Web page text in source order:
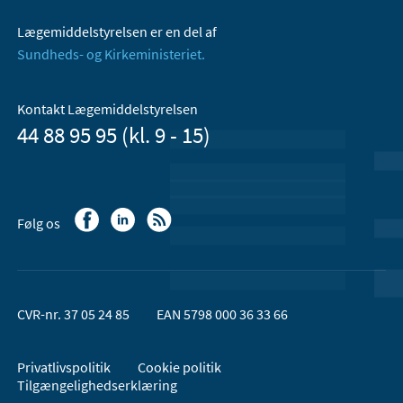
Lægemiddelstyrelsen er en del af
Sundheds- og Kirkeministeriet.
Kontakt Lægemiddelstyrelsen
44 88 95 95 (kl. 9 - 15)
Følg os
CVR-nr. 37 05 24 85 EAN 5798 000 36 33 66
Privatlivspolitik
Cookie politik
Tilgængelighedserklæring